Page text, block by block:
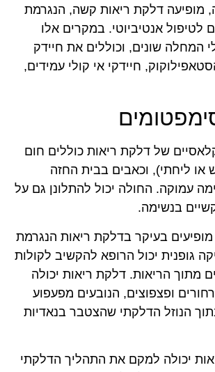
מופיעה דלקת ריאות קשה, הנגרמת
לטיפול אנטיביוטי. במקרים אלו
המחלה שונים, וכוללים את חיידק
חיידקי אי קולי עמידים,
של דלקת ריאות כוללים חום
או ליחתי), וכאבים בבית החזה
עמוקה. החולה יכול להתלונן גם על
בנשימה.
בעיקר בדלקת ריאות הנגרמת
גופנית יכול הרופא להקשיב לקולות
מתוך הריאות. דלקת ריאות יכולה
ופצפוצים, הנובעים מפעפוע
הנוזל הדלקתי שהצטבר בנאדיות
יכולה למקם את התהליך הדלקתי